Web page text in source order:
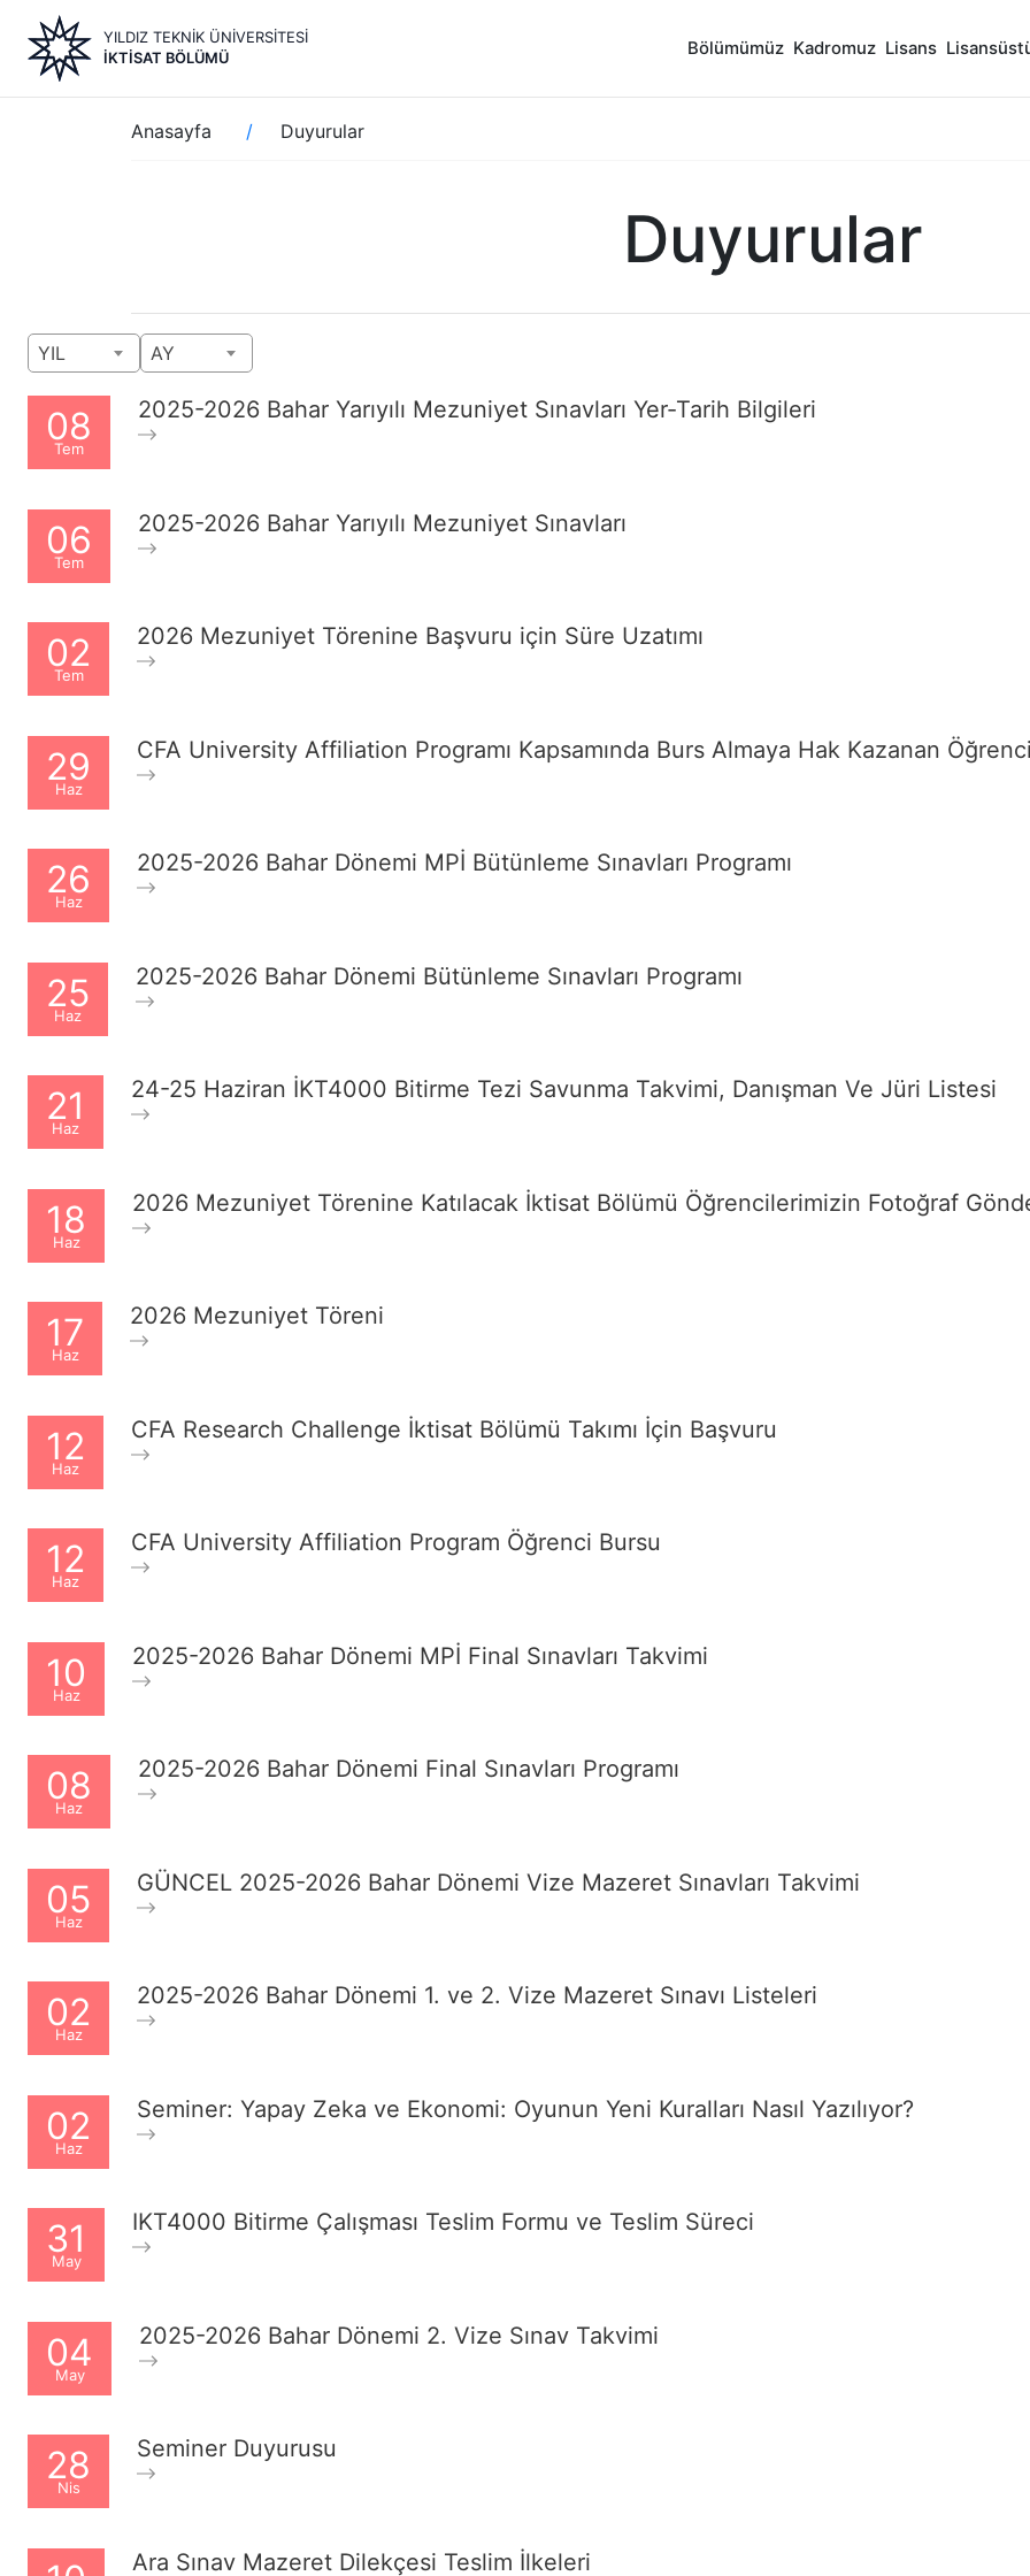
içeriğe
YILDIZ TEKNİK ÜNİVERSİTESİ
İKTISAT BÖLÜMÜ
Bölümümüz Kadromuz Lisans
Sayfa
yolu
Anasayfa Duyurular
Duyurular
YIL AY
08
Tem
2025-2026 Bahar Yarıyılı Mezuniyet Sınavları Yer-Tarih Bilgileri
06
Tem
2025-2026 Bahar Yarıyılı Mezuniyet Sınavları
02
Tem
2026 Mezuniyet Törenine Başvuru için Süre Uzatımı
29
Haz
CFA University Affiliation Programı Kapsamında Burs Almaya Hak Kazanan
26
Haz
2025-2026 Bahar Dönemi MPİ Bütünleme Sınavları Programı
25
Haz
2025-2026 Bahar Dönemi Bütünleme Sınavları Programı
21
Haz
24-25 Haziran İKT4000 Bitirme Tezi Savunma Takvimi, Danışman Ve Jüri Listesi
18
Haz
2026 Mezuniyet Törenine Katılacak İktisat Bölümü Öğrencilerimizin Fotoğraf
17
Haz
2026 Mezuniyet Töreni
12
Haz
CFA Research Challenge İktisat Bölümü Takımı İçin Başvuru
12
Haz
CFA University Affiliation Program Öğrenci Bursu
10
Haz
2025-2026 Bahar Dönemi MPİ Final Sınavları Takvimi
08
Haz
2025-2026 Bahar Dönemi Final Sınavları Programı
05
Haz
GÜNCEL 2025-2026 Bahar Dönemi Vize Mazeret Sınavları Takvimi
02
Haz
2025-2026 Bahar Dönemi 1. ve 2. Vize Mazeret Sınavı Listeleri
02
Haz
Seminer: Yapay Zeka ve Ekonomi: Oyunun Yeni Kuralları Nasıl Yazılıyor?
31
May
IKT4000 Bitirme Çalışması Teslim Formu ve Teslim Süreci
04
May
2025-2026 Bahar Dönemi 2. Vize Sınav Takvimi
28
Nis
Seminer Duyurusu
Ara Sınav Mazeret Dilekçesi Teslim İlkeleri